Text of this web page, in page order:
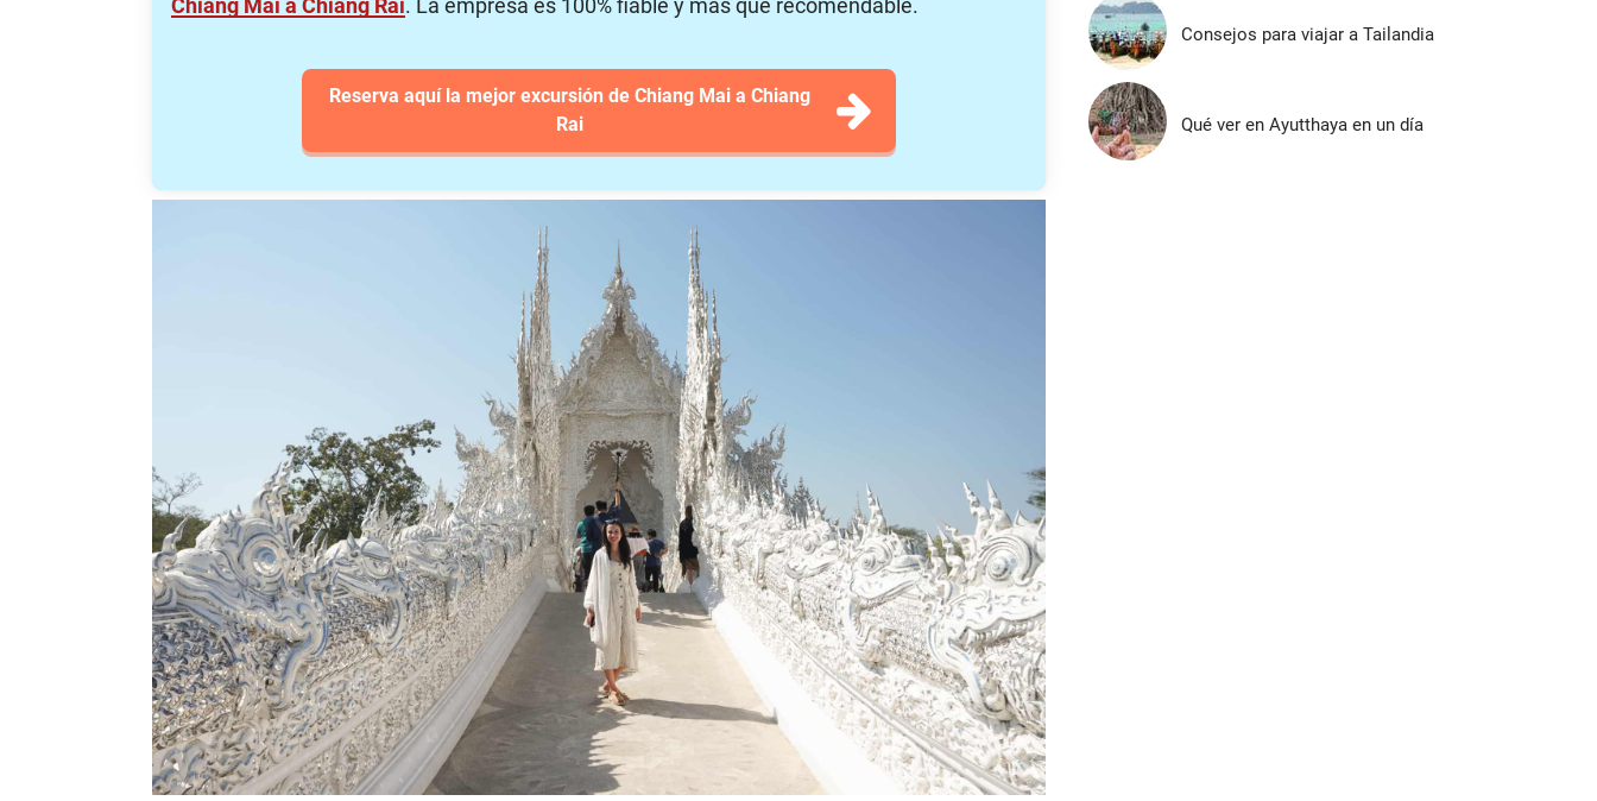
Chiang Mai a Chiang Rai. La empresa es 100% fiable y más que recomendable.
Reserva aquí la mejor excursión de Chiang Mai a Chiang
Rai
Consejos para viajar a Tailandia
Qué ver en Ayutthaya en un día